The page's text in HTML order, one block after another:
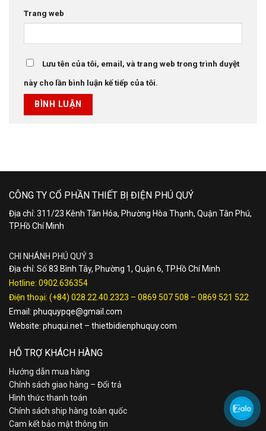
Trang web
Lưu tên của tôi, email, và trang web trong trình duyệt
này cho lần bình luận kế tiếp của tôi.
CÔNG TY CỔ PHẦN THIẾT BỊ ĐIỆN PHÚ QUÝ
Địa chỉ: 311/23 Kênh Tân Hóa, Phường Hòa Thạnh, Quận Tân Phú,
TP.Hồ Chí Minh
CHI NHÁNH PHÚ QUÝ 3
Địa chỉ: Số 83 Bình Tây, Phường 1, Quận 6, TP.Hồ Chí Minh
Hotline: 0902.636354
Điện thoại: (+84) 028.22.40.2323 – 0869 507 508 – 0869 521 522
Email: phuquypqe@gmail.com
Website: phuqui.net – thietbidienphuquy.com
HỖ TRỢ KHÁCH HÀNG
Hướng dẫn mua hàng
Chính sách giao hàng – Đổi trả
Hình thức thanh toán
Chính sách ship hàng toàn quốc
Cam kết bảo mật thông tin